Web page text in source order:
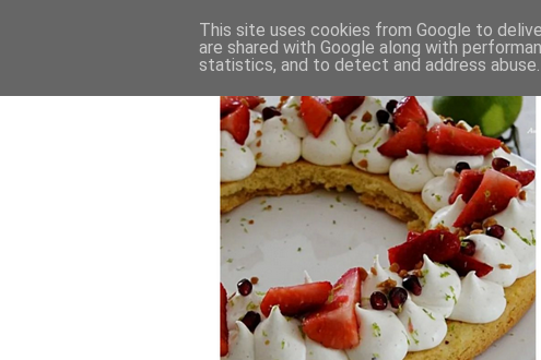
This site uses cookies from Google to
are shared with Google along with
statistics, and to detect and address abuse.